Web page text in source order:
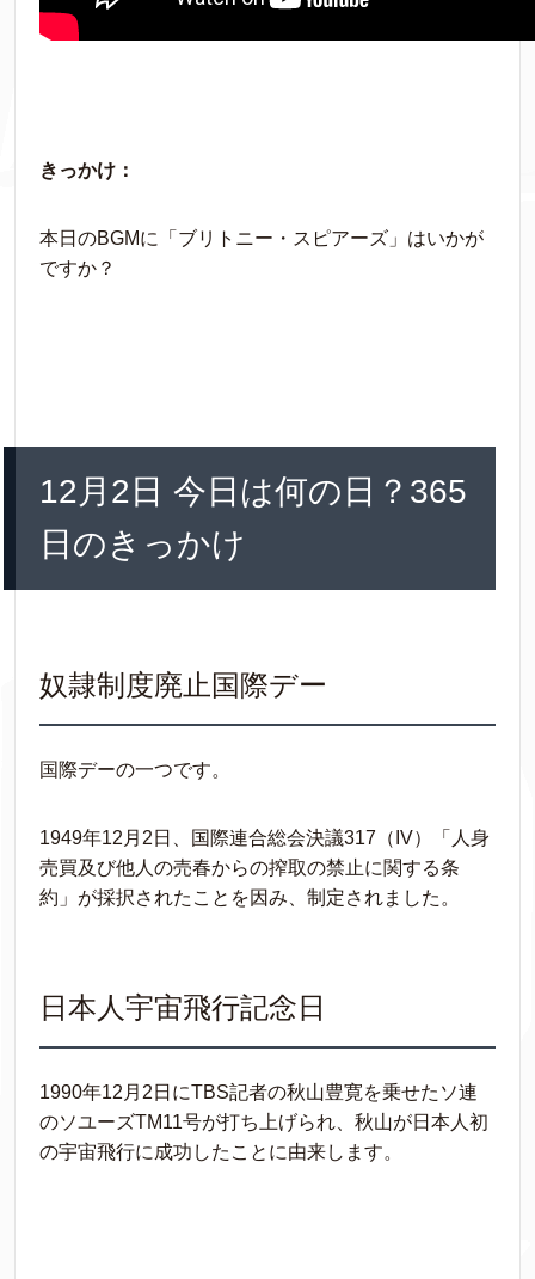
きっかけ：
本日のBGMに「ブリトニー・スピアーズ」はいかが
ですか？
12月2日 今日は何の日？365
日のきっかけ
奴隷制度廃止国際デー
国際デーの一つです。
1949年12月2日、国際連合総会決議317（IV）「人身
売買及び他人の売春からの搾取の禁止に関する条
約」が採択されたことを因み、制定されました。
日本人宇宙飛行記念日
1990年12月2日にTBS記者の秋山豊寛を乗せたソ連
のソユーズTM11号が打ち上げられ、秋山が日本人初
の宇宙飛行に成功したことに由来します。